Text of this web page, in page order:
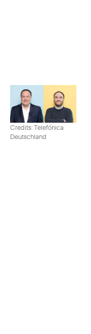
Credits: Telefónica
Deutschland